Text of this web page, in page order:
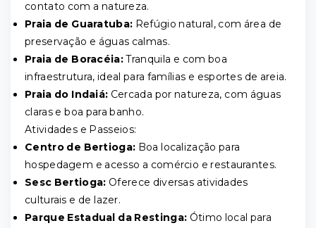
contato com a natureza.
Praia de Guaratuba: Refúgio natural, com área de
preservação e águas calmas.
Praia de Boracéia:Tranquila e com boa
infraestrutura, ideal para famílias e esportes de areia.
Praia do Indaiá: Cercada por natureza, com águas
claras e boa para banho.
Atividades e Passeios:
Centro de Bertioga: Boa localização para
hospedagem e acesso a comércio e restaurantes.
Sesc Bertioga: Oferece diversas atividades
culturais e de lazer.
Parque Estadual da Restinga: Ótimo local para